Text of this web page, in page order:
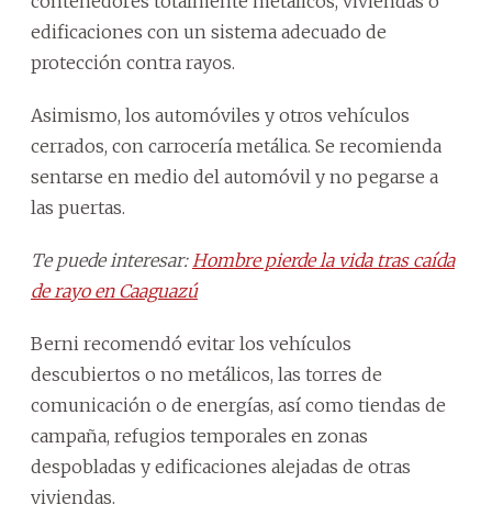
edificaciones con un sistema adecuado de
protección contra rayos.
Asimismo, los automóviles y otros vehículos
cerrados, con carrocería metálica. Se recomienda
sentarse en medio del automóvil y no pegarse a
las puertas.
Te puede interesar:Hombre pierde la vida tras caída
de rayo en Caaguazú
Berni recomendó evitar los vehículos
descubiertos o no metálicos, las torres de
comunicación o de energías, así como tiendas de
campaña, refugios temporales en zonas
despobladas y edificaciones alejadas de otras
viviendas.